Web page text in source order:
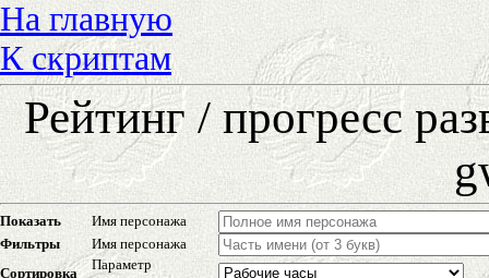
На главную
К скриптам
Рейтинг / прогресс
Показать
Имя персонажа
Фильтры
Имя персонажа
Сортировка
Параметр